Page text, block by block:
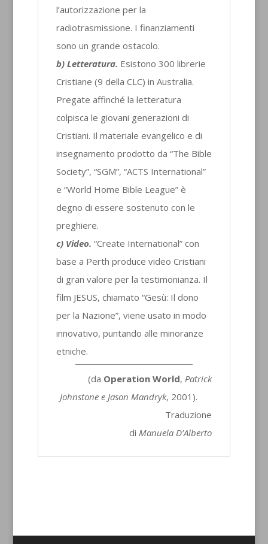
l’autorizzazione per la
radiotrasmissione. I finanziamenti
sono un grande ostacolo.
b) Letteratura. Esistono 300 librerie
Cristiane (9 della CLC) in Australia.
Pregate affinché la letteratura
colpisca le giovani generazioni di
Cristiani. Il materiale evangelico e di
insegnamento prodotto da “The Bible
Society”, “SGM”, “ACTS International”
e “World Home Bible League” è
degno di essere sostenuto con le
preghiere.
c) Video. “Create International” con
base a Perth produce video Cristiani
di gran valore per la testimonianza. Il
film JESUS, chiamato “Gesù: Il dono
per la Nazione”, viene usato in modo
innovativo, puntando alle minoranze
etniche.
(da Operation World, Patrick
Johnstone e Jason Mandryk, 2001).
Traduzione
di Manuela D’Alberto